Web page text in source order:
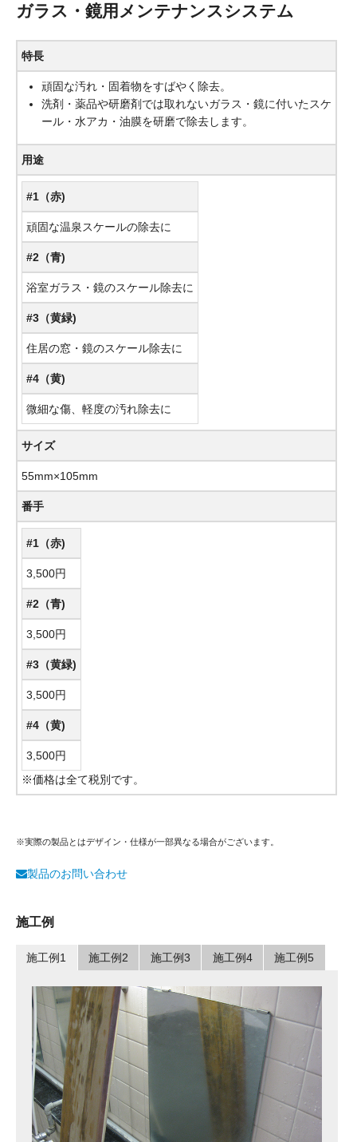
ガラス・鏡用メンテナンスシステム
特長
頑固な汚れ・固着物をすばやく除去。
洗剤・薬品や研磨剤では取れないガラス・鏡に付いたスケ
ール・水アカ・油膜を研磨で除去します。
用途
#1（赤)
頑固な温泉スケールの除去に
#2（青)
浴室ガラス・鏡のスケール除去に
#3（黄緑)
住居の窓・鏡のスケール除去に
#4（黄)
微細な傷、軽度の汚れ除去に
サイズ
55mm×105mm
番手
#1（赤)
3,500円
#2（青)
3,500円
#3（黄緑)
3,500円
#4（黄)
3,500円
※価格は全て税別です。
※実際の製品とはデザイン・仕様が一部異なる場合がございます。
製品のお問い合わせ
施工例
施工例1 施工例2 施工例3 施工例4 施工例5